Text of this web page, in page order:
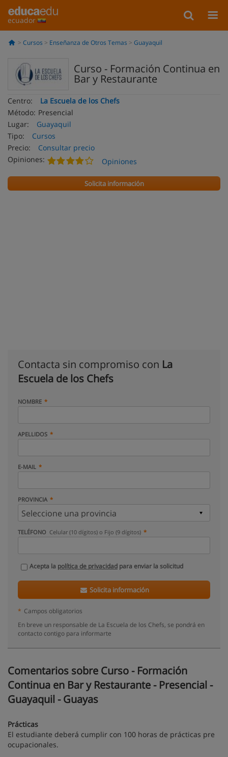
ecuador
Cursos Enseñanza de Otros Temas Guayaquil
Curso - Formación Continua en
Bar y Restaurante
Centro:
La Escuela de los Chefs
Método: Presencial
Lugar:
Guayaquil
Tipo:
Cursos
Precio:
Consultar precio
Opiniones:
Opiniones
Solicita información
Contacta sin compromiso con La
Escuela de los Chefs
NOMBRE
APELLIDOS
E-MAIL
PROVINCIA
TELÉFONO Celular (10 dígitos) o Fijo (9 dígitos)
Acepta la política de privacidad para enviar la solicitud
Solicita información
* Campos obligatorios
En breve un responsable de La Escuela de los Chefs, se pondrá en
contacto contigo para informarte
Comentarios sobre Curso - Formación
Continua en Bar y Restaurante - Presencial -
Guayaquil - Guayas
Prácticas
El estudiante deberá cumplir con 100 horas de prácticas pre
ocupacionales.